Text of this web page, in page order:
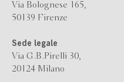
Via Bolognese 165,
50139 Firenze
Sede legale
Via G.B.Pirelli 30,
20124 Milano